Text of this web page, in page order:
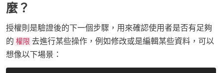
麼？
授權則是驗證後的下一個步驟，用來確認使用者是否有足夠
的 權限 去進行某些操作，例如修改或是編輯某些資料，可以
想像以下場景：